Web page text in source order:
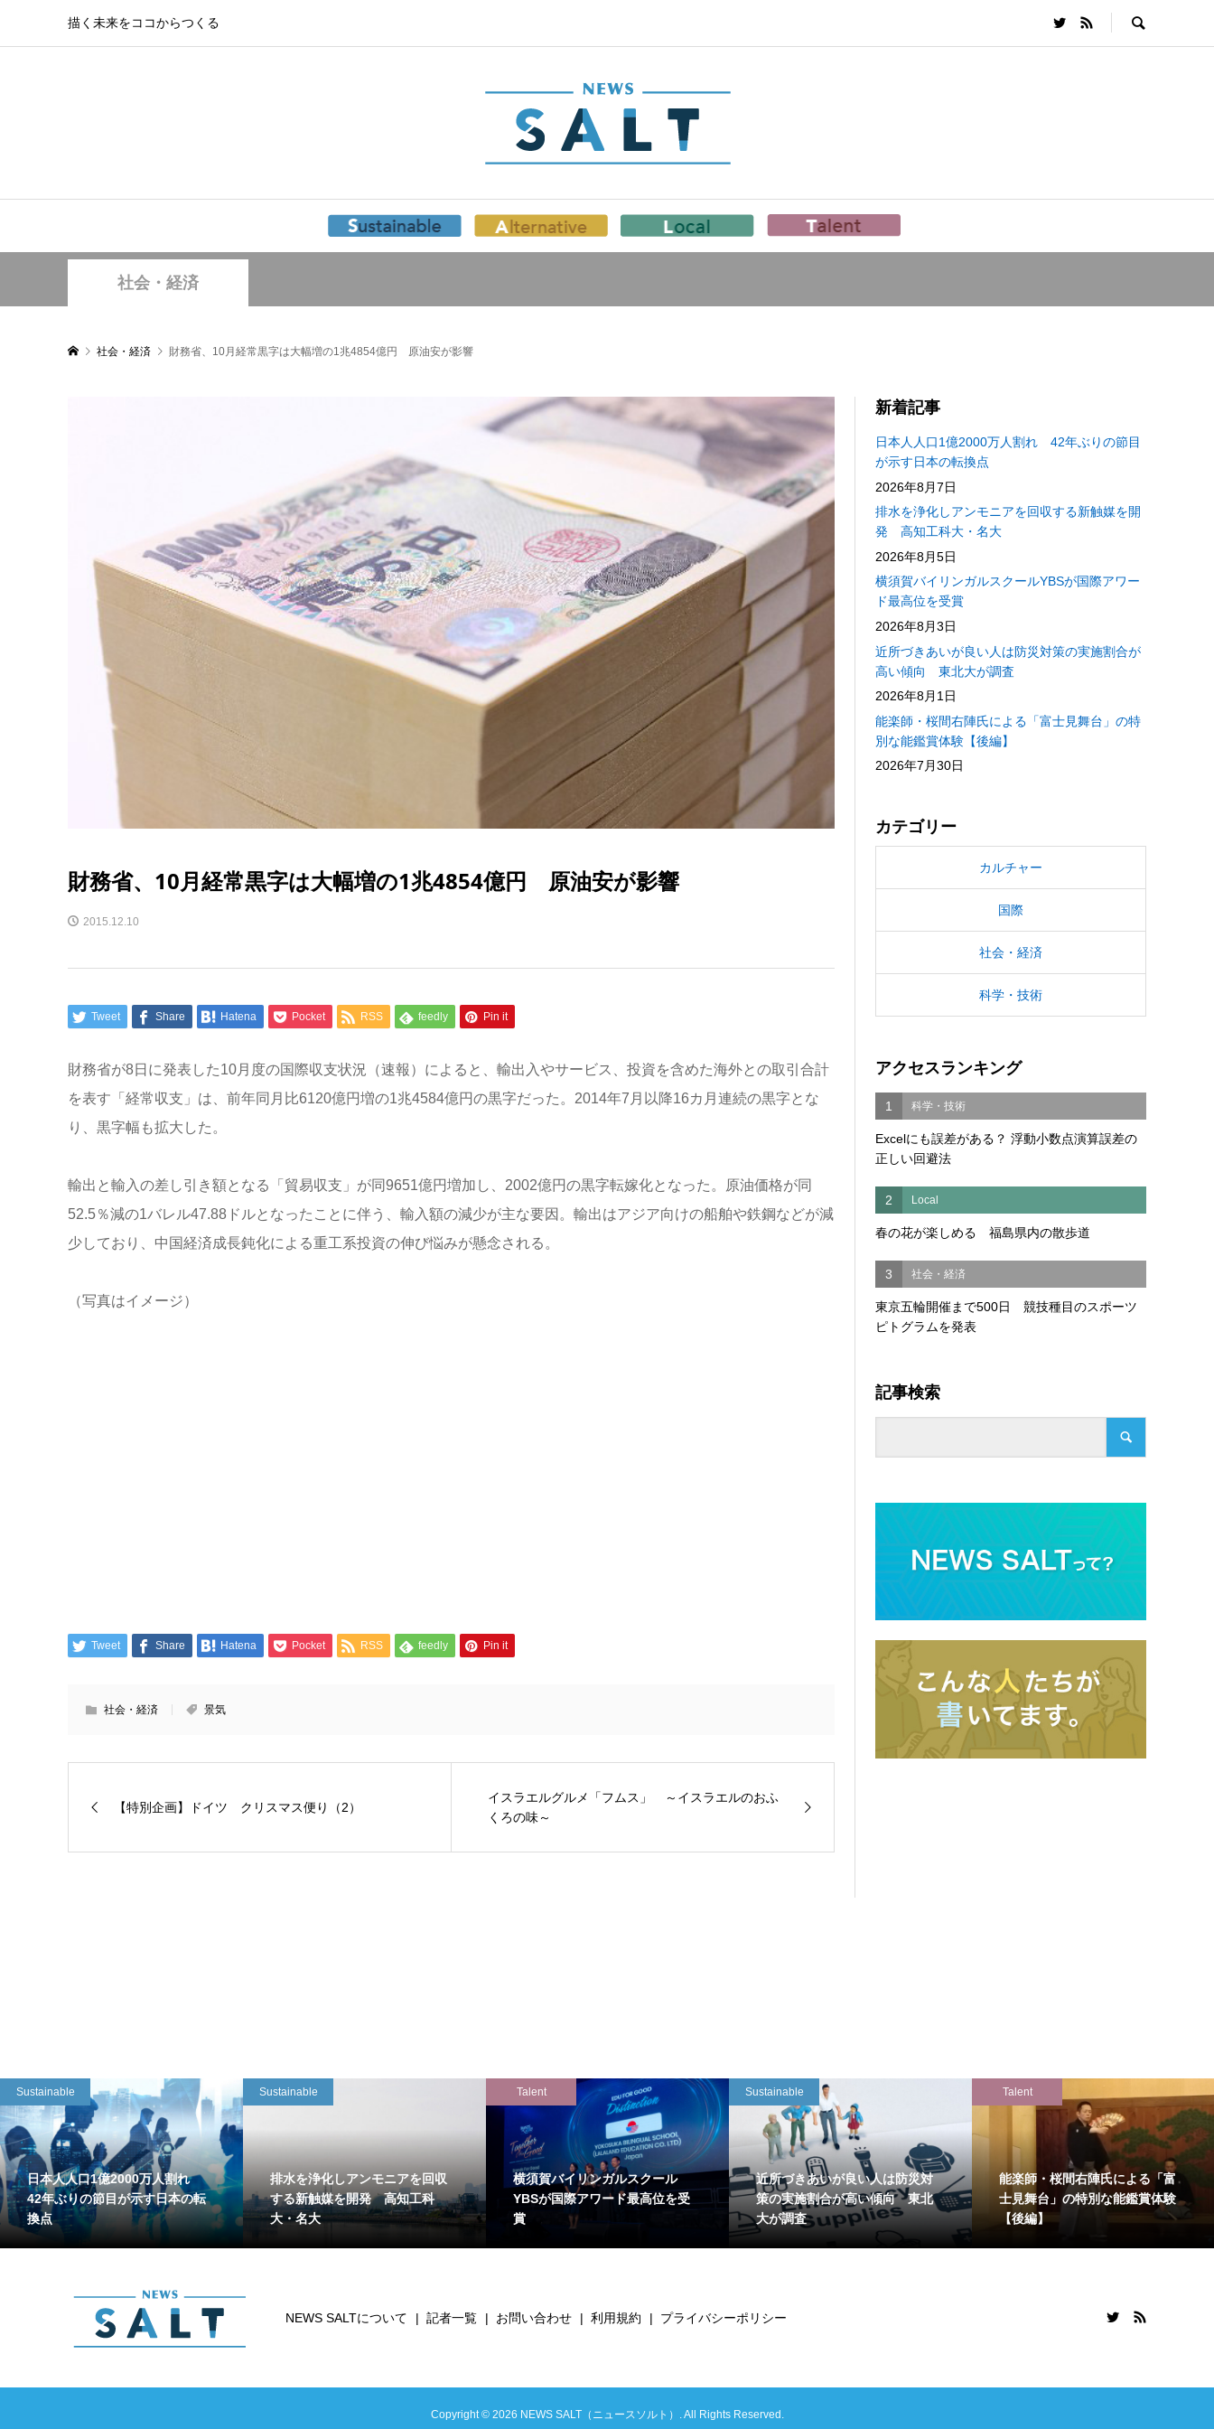
描く未来をココからつくる
社会・経済
社会・経済 財務省、10月経常黒字は大幅増の1兆4854億円 原油安が影響
財務省、10月経常黒字は大幅増の1兆4854億円 原油安が影響
2015.12.10
Tweet Share Hatena Pocket RSS feedly Pin it
財務省が8日に発表した10月度の国際収支状況（速報）によると、輸出入やサービス、投資を含めた海外との取引合計
を表す「経常収支」は、前年同月比6120億円増の1兆4584億円の黒字だった。2014年7月以降16カ月連続の黒字とな
り、黒字幅も拡大した。
輸出と輸入の差し引き額となる「貿易収支」が同9651億円増加し、2002億円の黒字転嫁化となった。原油価格が同
52.5％減の1バレル47.88ドルとなったことに伴う、輸入額の減少が主な要因。輸出はアジア向けの船舶や鉄鋼などが減
少しており、中国経済成長鈍化による重工系投資の伸び悩みが懸念される。
（写真はイメージ）
Tweet Share Hatena Pocket RSS feedly Pin it
社会・経済 景気
【特別企画】ドイツ クリスマス便り（2）
イスラエルグルメ「フムス」 ～イスラエルのおふ
くろの味～
新着記事
日本人人口1億2000万人割れ 42年ぶりの節目
が示す日本の転換点
2026年8月7日
排水を浄化しアンモニアを回収する新触媒を開
発 高知工科大・名大
2026年8月5日
横須賀バイリンガルスクールYBSが国際アワー
ド最高位を受賞
2026年8月3日
近所づきあいが良い人は防災対策の実施割合が
高い傾向 東北大が調査
2026年8月1日
能楽師・桜間右陣氏による「富士見舞台」の特
別な能鑑賞体験【後編】
2026年7月30日
カテゴリー
カルチャー
国際
社会・経済
科学・技術
アクセスランキング
1 科学・技術
Excelにも誤差がある？ 浮動小数点演算誤差の
正しい回避法
2 Local
春の花が楽しめる 福島県内の散歩道
3 社会・経済
東京五輪開催まで500日 競技種目のスポーツ
ピトグラムを発表
記事検索
Sustainable
日本人人口1億2000万人割れ
42年ぶりの節目が示す日本の転
換点
Sustainable
排水を浄化しアンモニアを回収
する新触媒を開発 高知工科
大・名大
Talent
横須賀バイリンガルスクール
YBSが国際アワード最高位を受
賞
Sustainable
近所づきあいが良い人は防災対
策の実施割合が高い傾向 東北
大が調査
Talent
能楽師・桜間右陣氏による「富
士見舞台」の特別な能鑑賞体験
【後編】
NEWS SALTについて 記者一覧 お問い合わせ 利用規約 プライバシーポリシー
Copyright ©2026 NEWS SALT（ニュースソルト）. All Rights Reserved.